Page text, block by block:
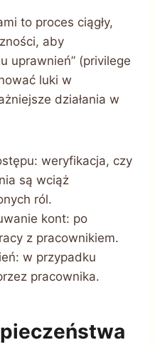
to proces ciągły,
aby
uprawnień” (privilege
luki w
działania w
weryfikacja, czy
są wciąż
ról.
kont: po
z pracownikiem.
w przypadku
pracownika.